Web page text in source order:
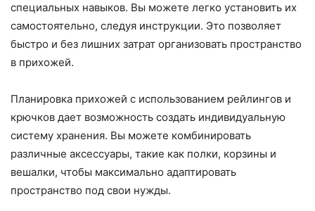
специальных навыков. Вы можете легко установить их
самостоятельно, следуя инструкции. Это позволяет
быстро и без лишних затрат организовать пространство
в прихожей.
Планировка прихожей с использованием рейлингов и
крючков дает возможность создать индивидуальную
систему хранения. Вы можете комбинировать
различные аксессуары, такие как полки, корзины и
вешалки, чтобы максимально адаптировать
пространство под свои нужды.